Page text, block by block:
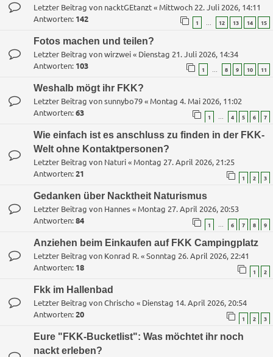
Letzter Beitrag von nacktGEtanzt« Mittwoch 22. Juli 2026, 14:11
Antworten: 142 1 … 12 13 14 15
Fotos machen und teilen?
Letzter Beitrag vonwirzwei« Dienstag 21. Juli 2026, 14:34
Antworten: 103 1 … 8 9 10 11
Weshalb mögt ihr FKK?
Letzter Beitrag vonsunnybo79« Montag 4. Mai 2026, 11:02
Antworten:63 1 … 4 5 6 7
Wie einfach ist es anschluss zu finden in der FKK-
Welt ohne Kontaktpersonen?
Letzter Beitrag von Naturi« Montag 27. April 2026, 21:25
Antworten:21 1 2 3
Gedanken über Nacktheit Naturismus
Letzter Beitrag von Hannes« Montag 27. April 2026, 20:53
Antworten:84 1 … 6 7 8 9
Anziehen beim Einkaufen auf FKK Campingplatz
Letzter Beitrag von Konrad R.«Sonntag 26. April 2026, 22:41
Antworten: 18 1 2
Fkk im Hallenbad
Letzter Beitrag vonChrischo « Dienstag 14. April 2026, 20:54
Antworten:20 1 2 3
Eure "FKK-Bucketlist": Was möchtet ihr noch
nackt erleben?